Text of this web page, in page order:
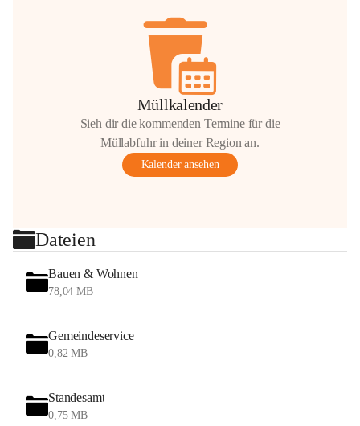
Müllkalender
Sieh dir die kommenden Termine für die
Müllabfuhr in deiner Region an.
Kalender ansehen
Dateien
Bauen & Wohnen
78,04 MB
Gemeindeservice
0,82 MB
Standesamt
0,75 MB